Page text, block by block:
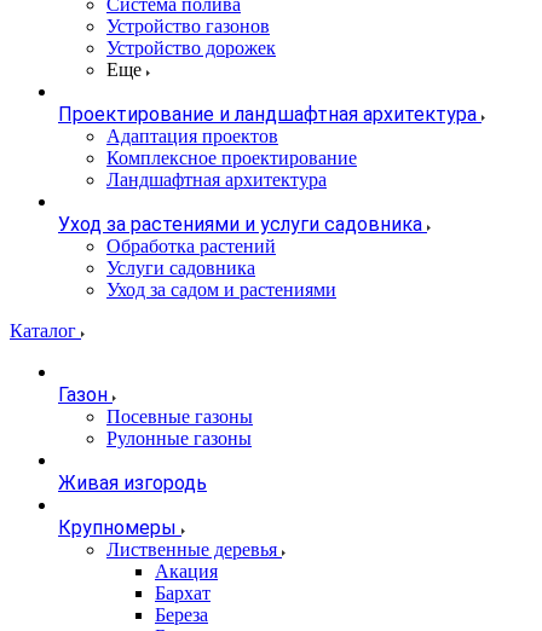
Система полива
Устройство газонов
Устройство дорожек
Еще
Проектирование и ландшафтная архитектура
Адаптация проектов
Комплексное проектирование
Ландшафтная архитектура
Уход за растениями и услуги садовника
Обработка растений
Услуги садовника
Уход за садом и растениями
Каталог
Газон
Посевные газоны
Рулонные газоны
Живая изгородь
Крупномеры
Лиственные деревья
Акация
Бархат
Береза